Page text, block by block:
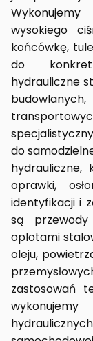
wysokiego
końcówkę,
do
hydrauliczne
do
hydrauliczne,
oprawki,
identyfikacji i
są
oplotami
oleju,
zastosowań